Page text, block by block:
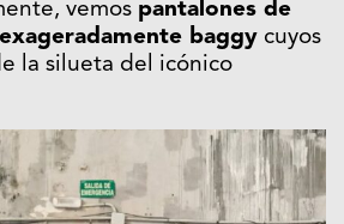
vemos pantalones de
baggy cuyos
la silueta del icónico